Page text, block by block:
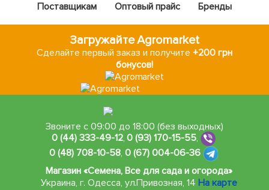
Поставщикам
Оптовый прайс Бренды
Загружайте Agromarket
Сделайте первый заказ и получите +200 грн
бонусов!
Звоните с 09:00 до 18:00 (без выходных)
0 (44) 333-49-12,0 (93) 170-15-55,
0 (48) 708-10-58, 0 (67) 004-06-36
Магазин «Семена, Все для сада и огорода»
Украина, г. Одесса, ул.Привозная, 14 На карте